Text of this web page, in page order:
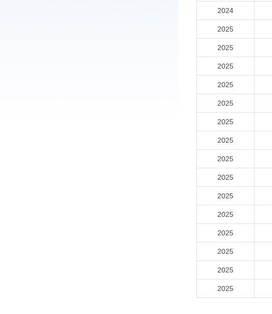
2024
2025
2025
2025
2025
2025
2025
2025
2025
2025
2025
2025
2025
2025
2025
2025